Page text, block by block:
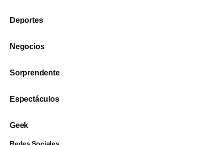
Deportes
Negocios
Sorprendente
Espectáculos
Geek